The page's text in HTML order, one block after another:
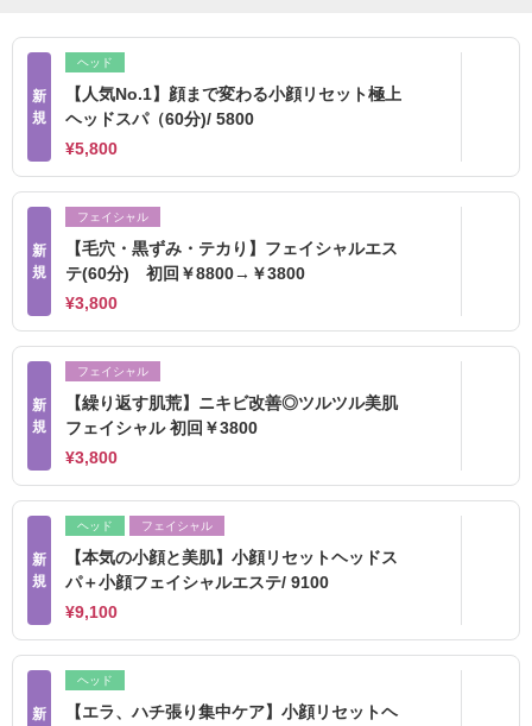
新
規
ヘッド
【人気No.1】顔まで変わる小顔リセット極上
ヘッドスパ（60分)/ 5800
¥5,800
新
規
フェイシャル
【毛穴・黒ずみ・テカり】フェイシャルエス
テ(60分) 初回￥8800→￥3800
¥3,800
新
規
フェイシャル
【繰り返す肌荒】ニキビ改善◎ツルツル美肌
フェイシャル 初回￥3800
¥3,800
新
規
ヘッド フェイシャル
【本気の小顔と美肌】小顔リセットヘッドス
パ＋小顔フェイシャルエステ/ 9100
¥9,100
新
ヘッド
【エラ、ハチ張り集中ケア】小顔リセットヘ